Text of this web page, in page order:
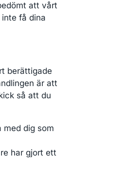
att vårt
få dina
berättigade
är att
så att du
dig som
har gjort ett